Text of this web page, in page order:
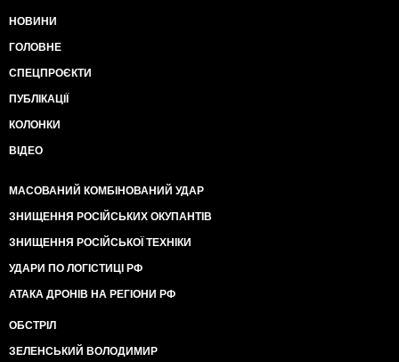
НОВИНИ
ГОЛОВНЕ
СПЕЦПРОЄКТИ
ПУБЛІКАЦІЇ
КОЛОНКИ
ВІДЕО
МАСОВАНИЙ КОМБІНОВАНИЙ УДАР
ЗНИЩЕННЯ РОСІЙСЬКИХ ОКУПАНТІВ
ЗНИЩЕННЯ РОСІЙСЬКОЇ ТЕХНІКИ
УДАРИ ПО ЛОГІСТИЦІ РФ
АТАКА ДРОНІВ НА РЕГІОНИ РФ
ОБСТРІЛ
ЗЕЛЕНСЬКИЙ ВОЛОДИМИР